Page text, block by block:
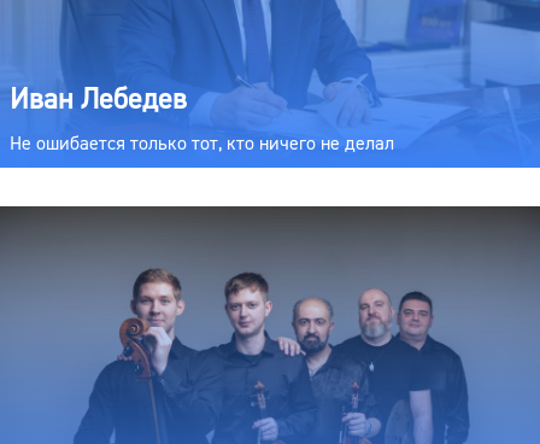
Иван Лебедев
Не ошибается только тот, кто ничего не делал